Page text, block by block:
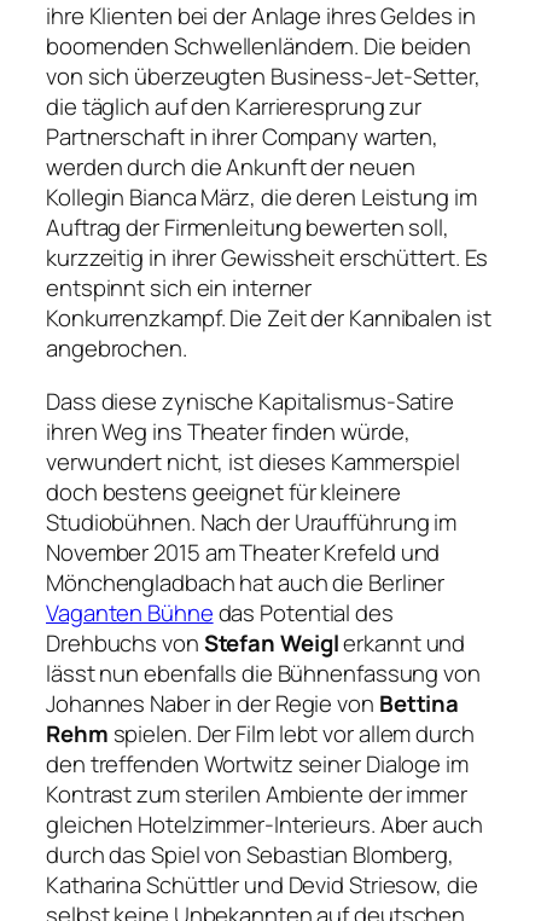
ihre Klienten bei der Anlage ihres Geldes in
boomenden Schwellenländern. Die beiden
von sich überzeugten Business-Jet-Setter,
die täglich auf den Karrieresprung zur
Partnerschaft in ihrer Company warten,
werden durch die Ankunft der neuen
Kollegin Bianca März, die deren Leistung im
Auftrag der Firmenleitung bewerten soll,
kurzzeitig in ihrer Gewissheit erschüttert. Es
entspinnt sich ein interner
Konkurrenzkampf. Die Zeit der Kannibalen ist
angebrochen.
Dass diese zynische Kapitalismus-Satire
ihren Weg ins Theater finden würde,
verwundert nicht, ist dieses Kammerspiel
doch bestens geeignet für kleinere
Studiobühnen. Nach der Uraufführung im
November 2015 am Theater Krefeld und
Mönchengladbach hat auch die Berliner
Vaganten Bühnedas Potential des
Drehbuchs vonStefan Weiglerkannt und
lässt nun ebenfalls die Bühnenfassung von
Johannes Naber in der Regie von Bettina
Rehm spielen. Der Film lebt vor allem durch
den treffenden Wortwitz seiner Dialoge im
Kontrast zum sterilen Ambiente der immer
gleichen Hotelzimmer-Interieurs. Aber auch
durch das Spiel von Sebastian Blomberg,
Katharina Schüttler und Devid Striesow, die